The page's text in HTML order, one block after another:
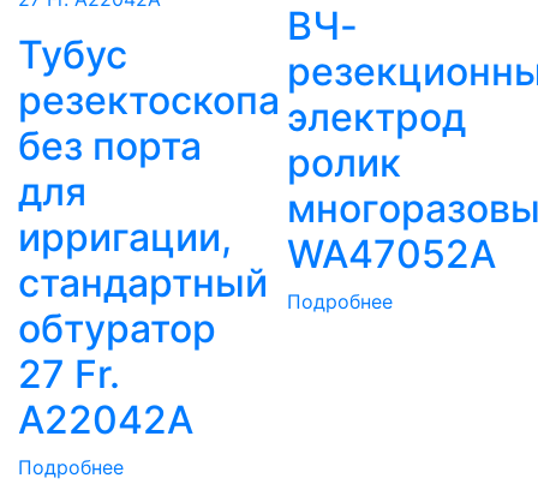
Тубус
резектоскопа
без порта
для
ирригации,
стандартный
обтуратор
27 Fr.
A22042A
Подробнее
ВЧ-
электрод
ролик
WA47052A
Подробнее